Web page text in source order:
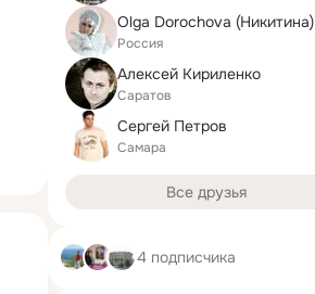
Olga Dorochova (Никитина)
Россия
Алексей Кириленко
Саратов
Сергей Петров
Самара
Все друзья
4 подписчика